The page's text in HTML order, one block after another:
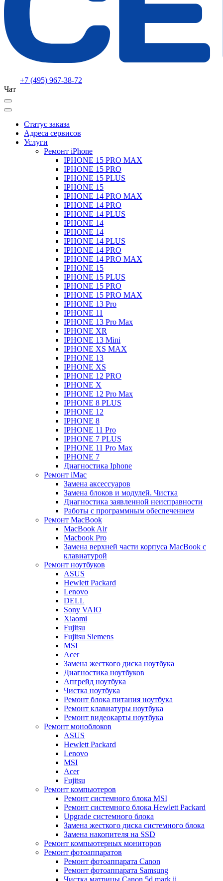
+7 (495) 967-38-72
Чат
Статус заказа
Адреса сервисов
Услуги
Ремонт iPhone
IPHONE 15 PRO MAX
IPHONE 15 PRO
IPHONE 15 PLUS
IPHONE 15
IPHONE 14 PRO MAX
IPHONE 14 PRO
IPHONE 14 PLUS
IPHONE 14
IPHONE 14
IPHONE 14 PLUS
IPHONE 14 PRO
IPHONE 14 PRO MAX
IPHONE 15
IPHONE 15 PLUS
IPHONE 15 PRO
IPHONE 15 PRO MAX
IPHONE 13 Pro
IPHONE 11
IPHONE 13 Pro Max
IPHONE XR
IPHONE 13 Mini
IPHONE XS MAX
IPHONE 13
IPHONE XS
IPHONE 12 PRO
IPHONE X
IPHONE 12 Pro Max
IPHONE 8 PLUS
IPHONE 12
IPHONE 8
IPHONE 11 Pro
IPHONE 7 PLUS
IPHONE 11 Pro Max
IPHONE 7
Диагностика Iphone
Ремонт iMac
Замена аксессуаров
Замена блоков и модулей. Чистка
Диагностика заявленной неисправности
Работы с программным обеспечением
Ремонт MacBook
MacBook Air
Macbook Pro
Замена верхней части корпуса MacBook с
клавиатурой
Ремонт ноутбуков
ASUS
Hewlett Packard
Lenovo
DELL
Sony VAIO
Xiaomi
Fujitsu
Fujitsu Siemens
MSI
Acer
Замена жесткого диска ноутбука
Диагностика ноутбуков
Апгрейд ноутбука
Чистка ноутбука
Ремонт блока питания ноутбука
Ремонт клавиатуры ноутбука
Ремонт видеокарты ноутбука
Ремонт моноблоков
ASUS
Hewlett Packard
Lenovo
MSI
Acer
Fujitsu
Ремонт компьютеров
Ремонт системного блока MSI
Ремонт системного блока Hewlett Packard
Upgrade системного блока
Замена жесткого диска системного блока
Замена накопителя на SSD
Ремонт компьютерных мониторов
Ремонт фотоаппаратов
Ремонт фотоаппарата Canon
Ремонт фотоаппарата Samsung
Чистка матрицы Canon 5d mark ii